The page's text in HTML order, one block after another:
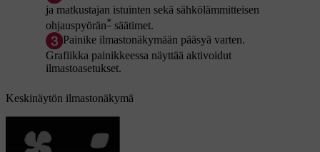
ja matkustajan istuinten sekä sähkölämmitteisen
ohjauspyörän* säätimet.
Painike ilmastonäkymään pääsyä varten.
Grafiikka painikkeessa näyttää aktivoidut
ilmastoasetukset.
Keskinäytön ilmastonäkymä